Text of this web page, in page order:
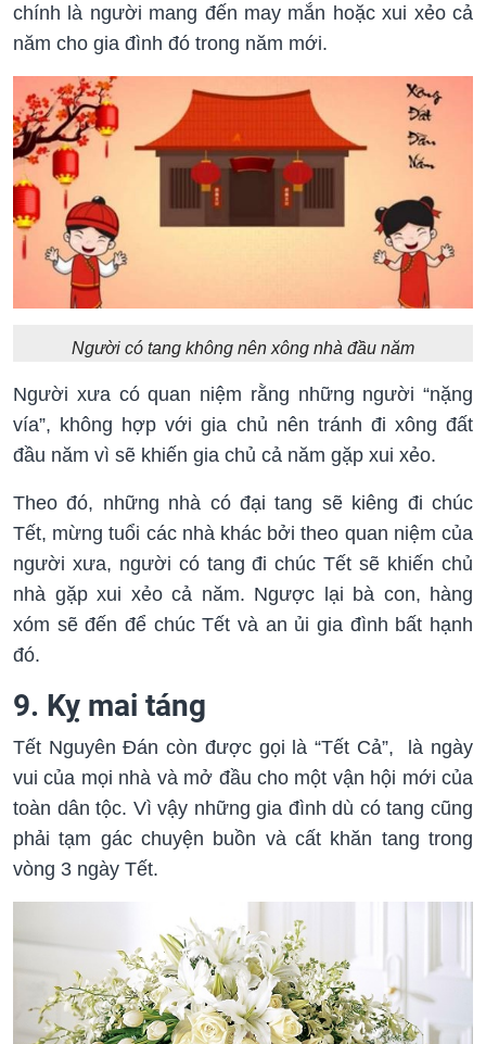
chính là người mang đến may mắn hoặc xui xẻo cả
năm cho gia đình đó trong năm mới.
Người có tang không nên xông nhà đầu năm
Người xưa có quan niệm rằng những người “nặng
vía”, không hợp với gia chủ nên tránh đi xông đất
đầu năm vì sẽ khiến gia chủ cả năm gặp xui xẻo.
Theo đó, những nhà có đại tang sẽ kiêng đi chúc
Tết, mừng tuổi các nhà khác bởi theo quan niệm của
người xưa, người có tang đi chúc Tết sẽ khiến chủ
nhà gặp xui xẻo cả năm. Ngược lại bà con, hàng
xóm sẽ đến để chúc Tết và an ủi gia đình bất hạnh
đó.
9. Kỵ mai táng
Tết Nguyên Đán còn được gọi là “Tết Cả”, là ngày
vui của mọi nhà và mở đầu cho một vận hội mới của
toàn dân tộc. Vì vậy những gia đình dù có tang cũng
phải tạm gác chuyện buồn và cất khăn tang trong
vòng 3 ngày Tết.